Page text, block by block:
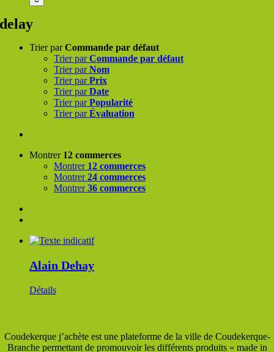
delay
Trier parCommande par défaut
Trier parCommande par défaut
Trier parNom
Trier parPrix
Trier parDate
Trier parPopularité
Trier parÉvaluation
Montrer 12 commerces
Montrer 12 commerces
Montrer24 commerces
Montrer36 commerces
Alain Dehay
Détails
Coudekerque j’achète est une plateforme de la ville de Coudekerque-
Branche permettant de promouvoir les différents produits « made in